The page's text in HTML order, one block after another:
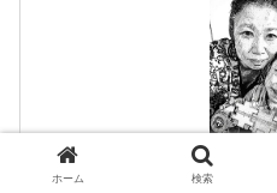
ホーム 検索